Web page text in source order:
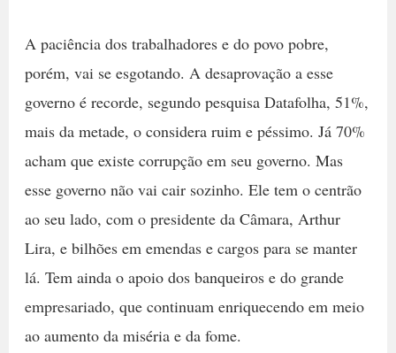
A paciência dos trabalhadores e do povo pobre,
porém, vai se esgotando. A desaprovação a esse
governo é recorde, segundo pesquisa Datafolha, 51%,
mais da metade, o considera ruim e péssimo. Já 70%
acham que existe corrupção em seu governo. Mas
esse governo não vai cair sozinho. Ele tem o centrão
ao seu lado, com o presidente da Câmara, Arthur
Lira, e bilhões em emendas e cargos para se manter
lá. Tem ainda o apoio dos banqueiros e do grande
empresariado, que continuam enriquecendo em meio
ao aumento da miséria e da fome.